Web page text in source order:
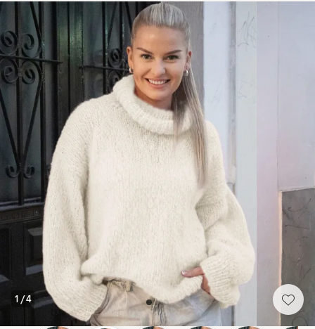
1 /4